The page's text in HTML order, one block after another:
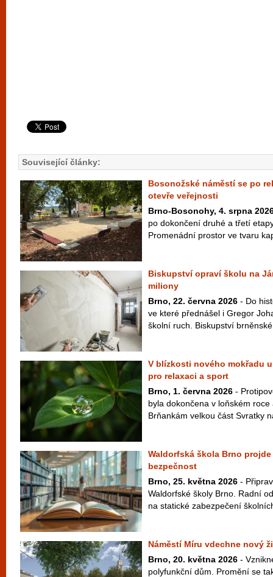
Související články:
Bosonožské náměstí se po
otevře veřejnosti
Brno-Bosonohy, 4. srpna
po dokončení druhé a třetí
Promenádní prostor ve tvaru
Biskupství opraví školu na
miliony
Brno, 22. června 2026 - Do
ve které přednášel i Gregor
školní ruch. Biskupství
V blízkosti nového mokřadu
pro relaxaci a sport
Brno, 1. června 2026 -
byla dokončena v loňském
Brňankám velkou část Svratky
Waldorfská škola Brno
bezpečnost
Brno, 25. května 2026 -
Waldorfské školy Brno. Radní
na statické zabezpečení
Náměstí Míru vdechne nový
Brno, 20. května 2026 -
polyfunkční dům. Promění se